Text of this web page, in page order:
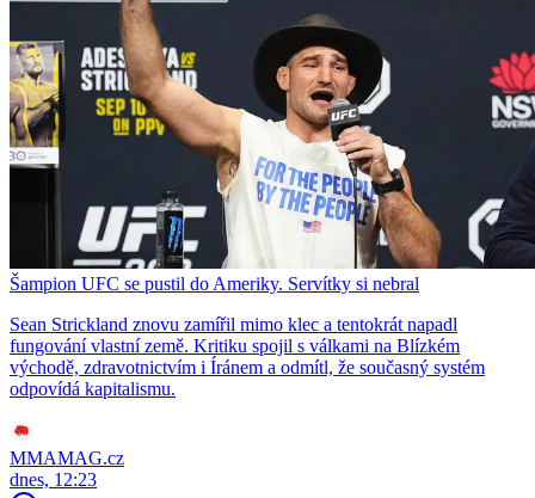
Šampion UFC se pustil do Ameriky. Servítky si nebral
Sean Strickland znovu zamířil mimo klec a tentokrát napadl
fungování vlastní země. Kritiku spojil s válkami na Blízkém
východě, zdravotnictvím i Íránem a odmítl, že současný systém
odpovídá kapitalismu.
MMAMAG.cz
dnes, 12:23